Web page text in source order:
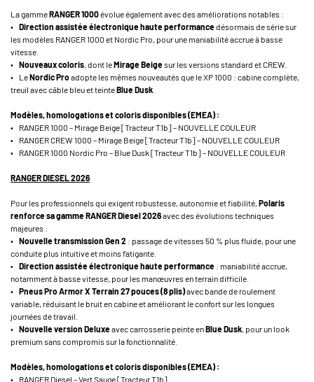
La gammeRANGER 1000évolue également avec des améliorations notables :
• Direction assistée électronique haute performancedésormais de série sur
les modèles RANGER 1000 et Nordic Pro, pour une maniabilité accrue à basse
vitesse.
• Nouveaux coloris, dont leMirage Beigesur les versions standard et CREW.
• LeNordic Proadopte les mêmes nouveautés que le XP 1000 : cabine complète,
treuil avec câble bleu et teinteBlue Dusk
Modèles, homologations et coloris disponibles (EMEA) :
• RANGER 1000 – Mirage Beige [Tracteur T1b] – NOUVELLE COULEUR
• RANGER CREW 1000 – Mirage Beige [Tracteur T1b] – NOUVELLE COULEUR
• RANGER 1000 Nordic Pro – Blue Dusk [Tracteur T1b] – NOUVELLE COULEUR
RANGER DIESEL 2026
Pour les professionnels qui exigent robustesse, autonomie et fiabilité, Polaris
renforce sa gamme RANGER Diesel 2026avec des évolutions techniques
majeures :
• Nouvelle transmission Gen 2 : passage de vitesses 50 % plus fluide, pour une
conduite plus intuitive et moins fatigante.
• Direction assistée électronique haute performance : maniabilité accrue,
notamment à basse vitesse, pour les manœuvres en terrain difficile.
• Pneus Pro Armor X Terrain 27 pouces (8 plis)avec bande de roulement
variable, réduisant le bruit en cabine et améliorant le confort sur les longues
journées de travail.
• Nouvelle version Deluxeavec carrosserie peinte enBlue Dusk, pour un look
premium sans compromis sur la fonctionnalité.
Modèles, homologations et coloris disponibles (EMEA) :
• RANGER Diesel – Vert Sauge [Tracteur T1b]